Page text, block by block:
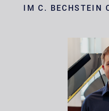
IM C. BECHSTEIN